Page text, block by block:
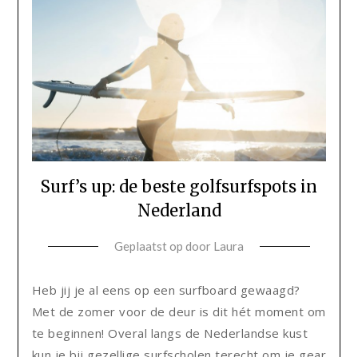
Surf’s up: de beste golfsurfspots in
Nederland
Geplaatst op door Laura
Heb jij je al eens op een surfboard gewaagd?
Met de zomer voor de deur is dit hét moment om
te beginnen! Overal langs de Nederlandse kust